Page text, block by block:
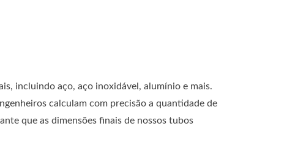
incluindo aço, aço inoxidável, alumínio e mais.
calculam com precisão a quantidade de
que as dimensões finais de nossos tubos